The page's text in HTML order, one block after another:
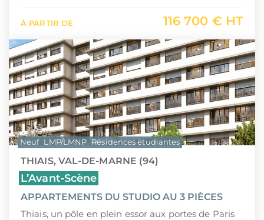
À PARTIR DE 116 700 € HT
THIAIS, VAL-DE-MARNE (94)
L’Avant‑Scène
APPARTEMENTS DU STUDIO AU 3 PIÈCES
Thiais, un pôle en plein essor aux portes de Paris
Neuf LMP/LMNP Résidences étudiantes